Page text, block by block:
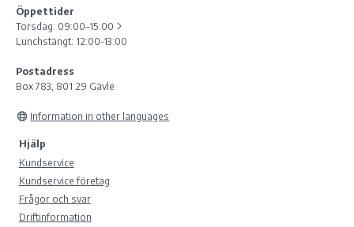
Öppettider
Torsdag: 09:00–15:00
Lunchstängt: 12:00-13:00
Postadress
Box 783, 801 29 Gävle
Information in other languages
Hjälp
Kundservice
Kundservice företag
Frågor och svar
Driftinformation